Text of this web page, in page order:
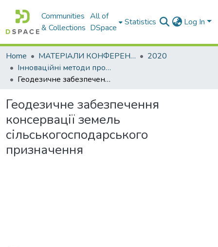
Communities
& Collections
All of
DSpace
Statistics Log In
Home МАТЕРІАЛИ КОНФЕРЕНЦІЙ
2020
Інноваційні методи проектних та геодезичних робіт
Геодезичне забезпечення консервації земель сільськогосподарського призначення
Геодезичне забезпечення
консервації земель
сільськогосподарського
призначення